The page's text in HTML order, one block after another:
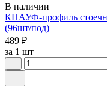
В наличии
КНАУФ-профиль
(96шт/под)
489 ₽
за 1 шт